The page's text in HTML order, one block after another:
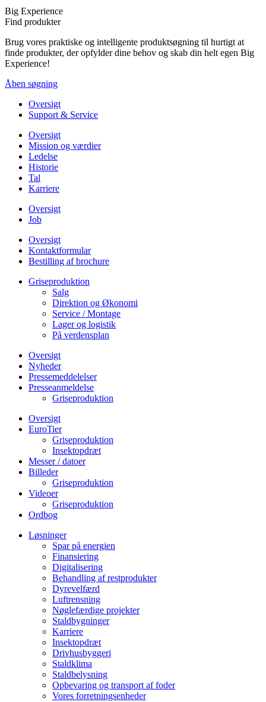
Big Experience
Find produkter
Brug vores praktiske og intelligente produktsøgning til hurtigt at
finde produkter, der opfylder dine behov og skab din helt egen Big
Experience!
Åben søgning
Oversigt
Support & Service
Oversigt
Mission og værdier
Ledelse
Historie
Tal
Karriere
Oversigt
Job
Oversigt
Kontaktformular
Bestilling af brochure
Griseproduktion
Salg
Direktion og Økonomi
Service / Montage
Lager og logistik
På verdensplan
Oversigt
Nyheder
Pressemeddelelser
Presseanmeldelse
Griseproduktion
Oversigt
EuroTier
Griseproduktion
Insektopdræt
Messer / datoer
Billeder
Griseproduktion
Videoer
Griseproduktion
Ordbog
Løsninger
Spar på energien
Finansiering
Digitalisering
Behandling af restprodukter
Dyrevelfærd
Luftrensning
Nøglefærdige projekter
Staldbygninger
Karriere
Insektopdræt
Drivhusbyggeri
Staldklima
Staldbelysning
Opbevaring og transport af foder
Vores forretningsenheder